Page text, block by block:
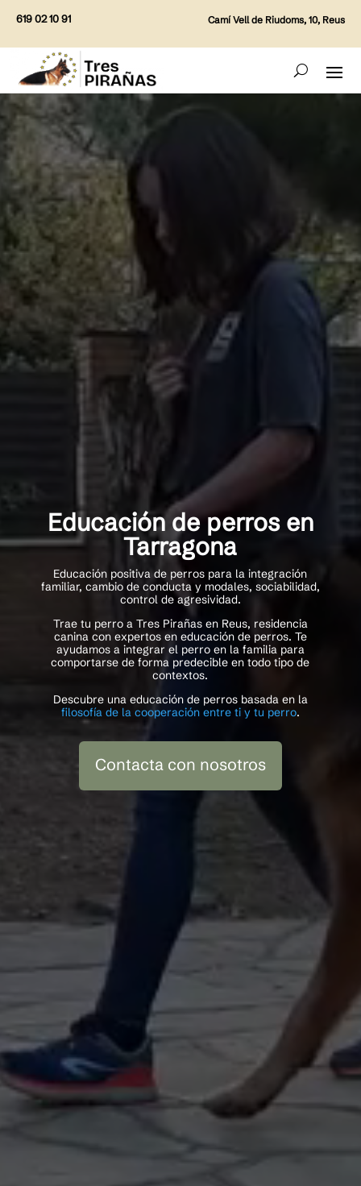
619 02 10 91 Camí Vell de Riudoms, 10, Reus
Reproductor
de
vídeo
Educación de perros en
Tarragona
Educación positiva de perros para la integración
familiar, cambio de conducta y modales, sociabilidad,
control de agresividad.
Trae tu perro a Tres Pirañas en Reus, residencia
canina con expertos en educación de perros. Te
ayudamos a integrar el perro en la familia para
comportarse de forma predecible en todo tipo de
contextos.
Descubre una educación de perros basada en la
filosofía de la cooperación entre ti y tu perro.
Contacta con nosotros